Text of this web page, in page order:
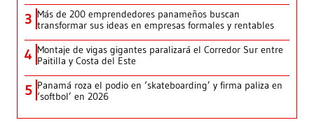
3 Más de 200 emprendedores panameños buscan
transformar sus ideas en empresas formales y rentables
4 Montaje de vigas gigantes paralizará el Corredor Sur entre
Paitilla y Costa del Este
5 Panamá roza el podio en ‘skateboarding’ y firma paliza en
‘softbol’ en 2026